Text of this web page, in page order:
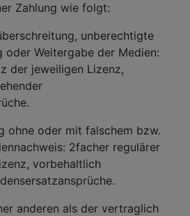
Zahlung wie folgt:
unberechtigte
oder Weitergabe der Medien:
der jeweiligen Lizenz,
ohne oder mit falschem bzw.
2facher regulärer
vorbehaltlich
anderen als der vertraglich